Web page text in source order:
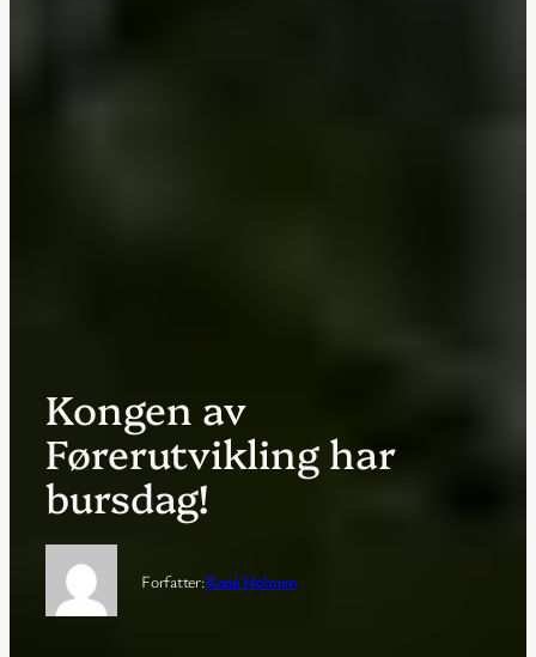
Kongen av
Førerutvikling har
bursdag!
Forfatter:René Holmen